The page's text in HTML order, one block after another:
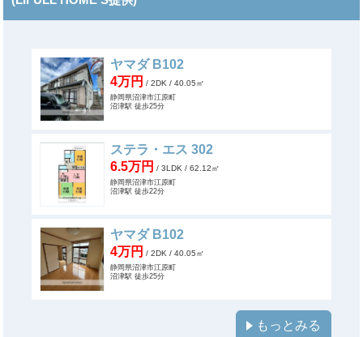
ヤマダ B102
4万円 / 2DK / 40.05㎡
静岡県沼津市江原町
沼津駅 徒歩25分
ステラ・エス 302
6.5万円 / 3LDK / 62.12㎡
静岡県沼津市江原町
沼津駅 徒歩22分
ヤマダ B102
4万円 / 2DK / 40.05㎡
静岡県沼津市江原町
沼津駅 徒歩25分
もっとみる